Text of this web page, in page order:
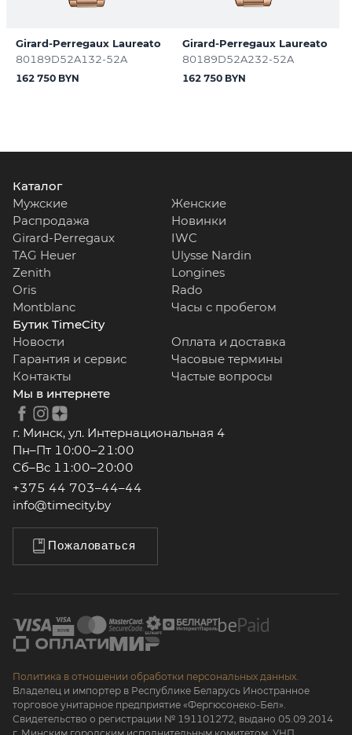
Girard-Perregaux Laureato
80189D52A132-52A
162 750 BYN
Girard-Perregaux Laureato
80189D52A232-52A
162 750 BYN
Каталог
Мужские
Женские
Распродажа
Новинки
Girard-Perregaux
IWC
TAG Heuer
Ulysse Nardin
Zenith
Longines
Oris
Rado
Montblanc
Часы с пробегом
Бутик TimeCity
Новости
Оплата и доставка
Гарантия и сервис
Часовые термины
Контакты
Частые вопросы
Мы в интернете
г. Минск, ул. Интернациональная 4
Пн–Пт 10:00–21:00
Сб–Вс 11:00–20:00
+375 44 703–44–44
info@timecity.by
Пожаловаться
Политика в отношении обработки персональных данных.
Владелец и импортер в Республике Беларусь Иностранное
торговое унитарное предприятие «Фергюсонеко-Бел».
Свидетельство о регистрации № 191101272, выдано 05.09.2014